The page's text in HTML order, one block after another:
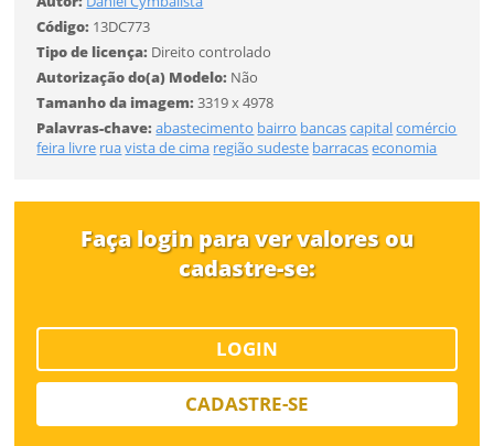
Código: 13DC773
Tipo de licença: Direito controlado
Autorização do(a) Modelo: Não
Tamanho da imagem:3319 x 4978
Palavras-chave:abastecimento bairro bancascapitalcomércio
feira livre ruavista de cima região sudeste barracaseconomia
Faça login para ver valores ou
cadastre-se:
LOGIN
CADASTRE-SE
Já tem uma conta?
ENTRAR
Tipo de download
Limite de download